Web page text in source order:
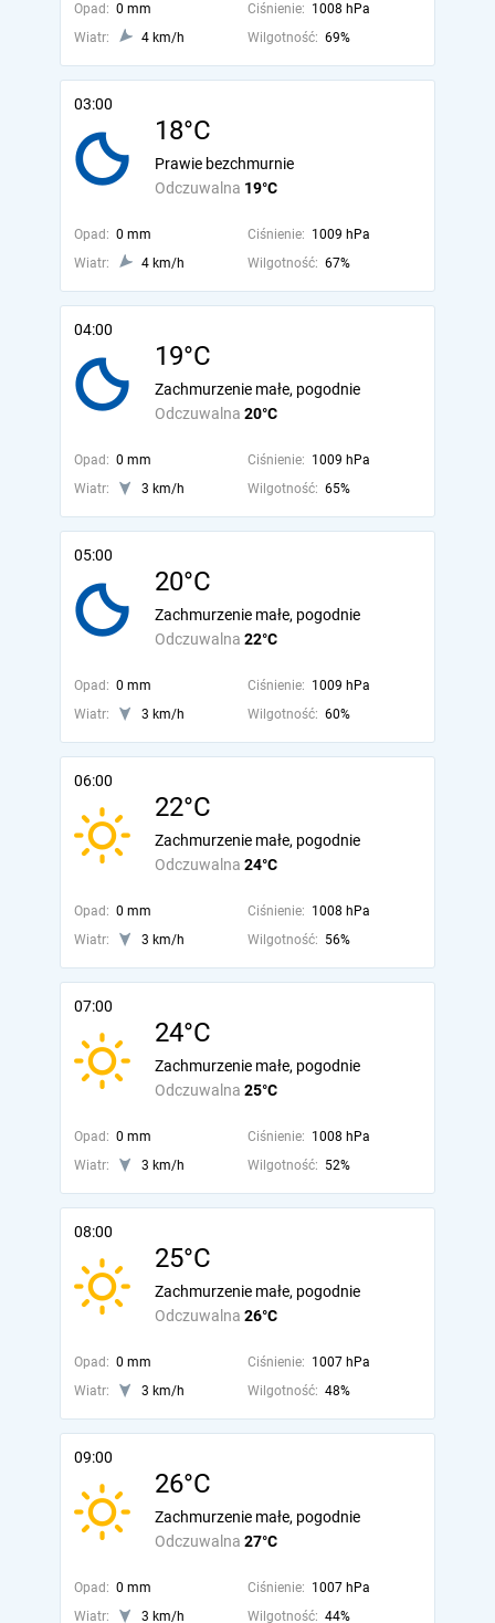
Opad: 0 mm Ciśnienie: 1008 hPa
Wiatr:
4 km/h Wilgotność: 69%
03:00
18°C
Odczuwalna 19°C
Prawie bezchmurnie
Opad: 0 mm Ciśnienie: 1009 hPa
Wiatr:
4 km/h Wilgotność: 67%
04:00
19°C
Odczuwalna 20°C
Zachmurzenie małe, pogodnie
Opad: 0 mm Ciśnienie: 1009 hPa
Wiatr:
3 km/h Wilgotność: 65%
05:00
20°C
Odczuwalna 22°C
Zachmurzenie małe, pogodnie
Opad: 0 mm Ciśnienie: 1009 hPa
Wiatr:
3 km/h Wilgotność: 60%
06:00
22°C
Odczuwalna 24°C
Zachmurzenie małe, pogodnie
Opad: 0 mm Ciśnienie: 1008 hPa
Wiatr:
3 km/h Wilgotność: 56%
07:00
24°C
Odczuwalna 25°C
Zachmurzenie małe, pogodnie
Opad: 0 mm Ciśnienie: 1008 hPa
Wiatr:
3 km/h Wilgotność: 52%
08:00
25°C
Odczuwalna 26°C
Zachmurzenie małe, pogodnie
Opad: 0 mm Ciśnienie: 1007 hPa
Wiatr:
3 km/h Wilgotność: 48%
09:00
26°C
Odczuwalna 27°C
Zachmurzenie małe, pogodnie
Opad: 0 mm Ciśnienie: 1007 hPa
Wiatr:
3 km/h Wilgotność: 44%